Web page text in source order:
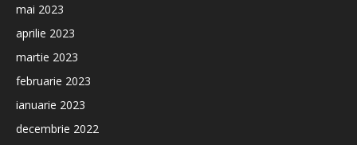
mai 2023
aprilie 2023
martie 2023
februarie 2023
ianuarie 2023
decembrie 2022